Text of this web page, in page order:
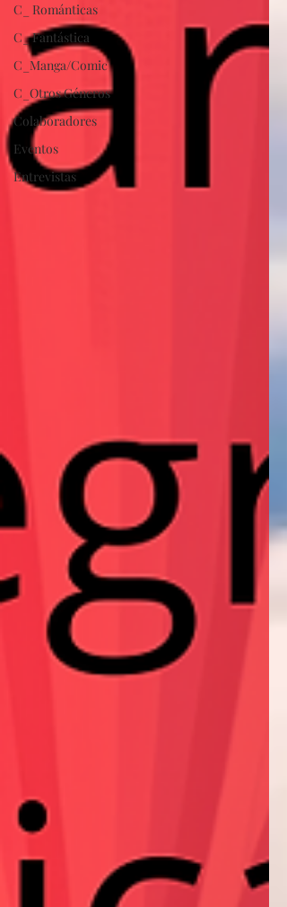
C_ Románticas
C_ Fantástica
C_Manga/Comic
C_Otros Géneros
Colaboradores
Eventos
Entrevistas